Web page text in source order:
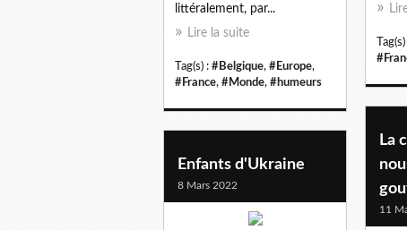
littéralement, par...
Lire la suite
Tag(s) : #Belgique, #Europe,
#France, #Monde, #humeurs
La
11
Enfants d'Ukraine
8 Mars 2022